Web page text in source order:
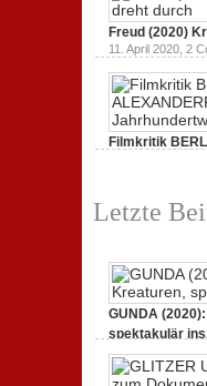
Freud (2020)
11. April 2020, 2
Filmkritik
Letzte
GUNDA
spektakulär